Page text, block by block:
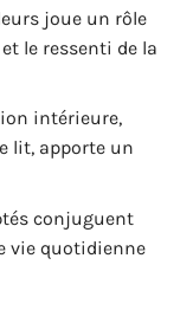
joue un rôle
le ressenti de la
intérieure,
lit, apporte un
conjuguent
vie quotidienne